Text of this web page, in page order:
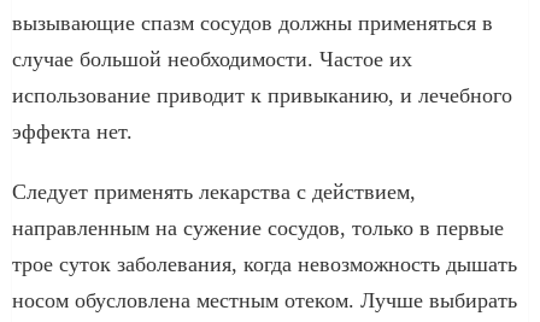
вызывающие спазм сосудов должны применяться в
случае большой необходимости. Частое их
использование приводит к привыканию, и лечебного
эффекта нет.
Следует применять лекарства с действием,
направленным на сужение сосудов, только в первые
трое суток заболевания, когда невозможность дышать
носом обусловлена местным отеком. Лучше выбирать